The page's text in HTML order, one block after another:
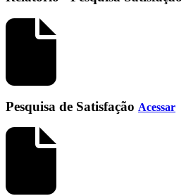
Pesquisa de Satisfação Acessar